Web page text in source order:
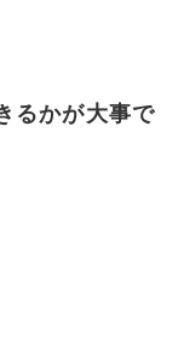
るかが大事で